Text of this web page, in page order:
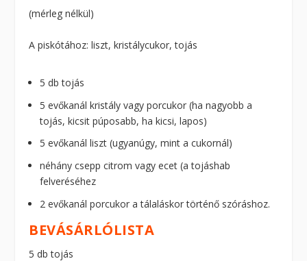
(mérleg nélkül)
A piskótához: liszt, kristálycukor, tojás
5 db tojás
5 evőkanál kristály vagy porcukor (ha nagyobb a
tojás, kicsit púposabb, ha kicsi, lapos)
5 evőkanál liszt (ugyanúgy, mint a cukornál)
néhány csepp citrom vagy ecet (a tojáshab
felveréséhez
2 evőkanál porcukor a tálaláskor történő szóráshoz.
BEVÁSÁRLÓLISTA
5 db tojás